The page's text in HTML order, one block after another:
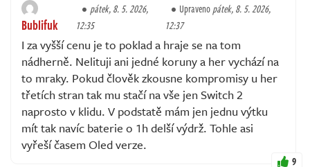
Bublifuk
pátek, 8. 5. 2026,
12:35
Upravenopátek, 8. 5. 2026,
12:37
I za vyšší cenu je to poklad a hraje se na tom
nádherně. Nelituji ani jedné koruny a her vychází na
to mraky. Pokud člověk zkousne kompromisy u her
třetích stran tak mu stačí na vše jen Switch 2
naprosto v klidu. V podstatě mám jen jednu výtku
mít tak navíc baterie o 1h delší výdrž. Tohle asi
vyřeší časem Oled verze.
9